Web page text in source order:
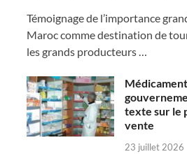
Témoignage de l’importance
Maroc comme destination de
les grands producteurs …
texte sur le
vente
23 juillet 2026